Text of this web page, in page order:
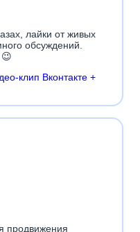
лайки от живых
обсуждений.
клип Вконтакте +
продвижения